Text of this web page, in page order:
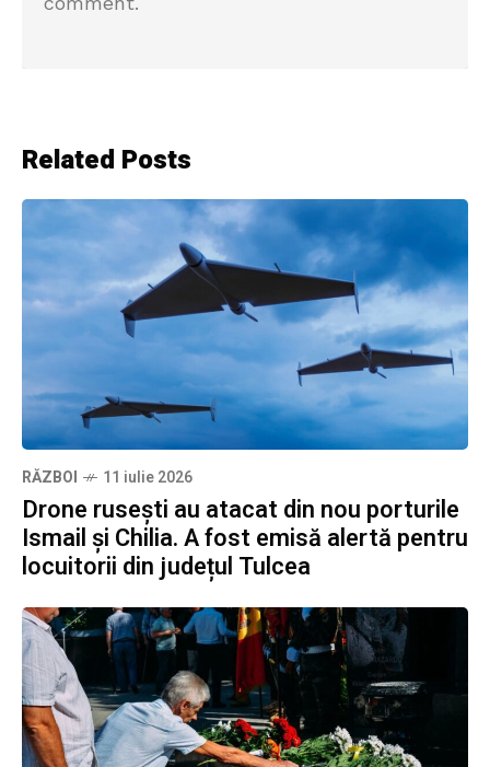
Related Posts
RĂZBOI 11 iulie 2026
Drone rusești au atacat din nou porturile
Ismail și Chilia. A fost emisă alertă pentru
locuitorii din județul Tulcea